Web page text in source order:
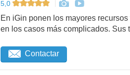
5,0
En iGin ponen los mayores
en los casos más complicados. Sus
Contactar